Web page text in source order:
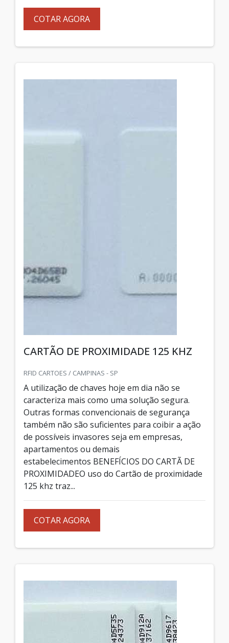
COTAR AGORA
CARTÃO DE PROXIMIDADE 125 KHZ
RFID CARTOES / CAMPINAS - SP
A utilização de chaves hoje em dia não se
caracteriza mais como uma solução segura.
Outras formas convencionais de segurança
também não são suficientes para coibir a ação
de possíveis invasores seja em empresas,
apartamentos ou demais
estabelecimentos BENEFÍCIOS DO CARTÃ DE
PROXIMIDADEO uso do Cartão de proximidade
125 khz traz...
COTAR AGORA